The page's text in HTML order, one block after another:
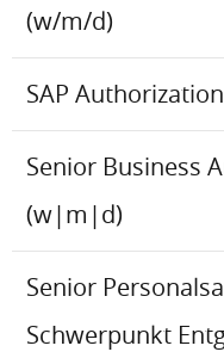
(w/m/d)
SAP
Senior Business
(w|m|d)
Senior
Schwerpunkt